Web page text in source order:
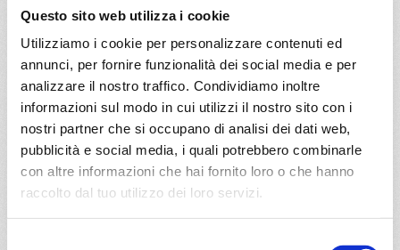
Questo sito web utilizza i cookie
Utilizziamo i cookie per personalizzare contenuti ed
annunci, per fornire funzionalità dei social media e per
analizzare il nostro traffico. Condividiamo inoltre
informazioni sul modo in cui utilizzi il nostro sito con i
nostri partner che si occupano di analisi dei dati web,
pubblicità e social media, i quali potrebbero combinarle
con altre informazioni che hai fornito loro o che hanno
raccolto dal tuo utilizzo dei loro servizi.
Nord Europa8 giorni
daParis (le havre) conMSC
Preziosa
Paris (le havre), Southampton, Amburgo, Amsterdam -
rotterdam, Bruges, Paris (le havre), Bruges, Amsterdam -
rotterdam
25/02/2027